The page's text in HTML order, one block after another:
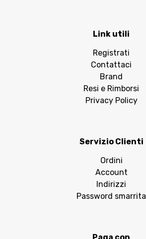
Link utili
Registrati
Contattaci
Brand
Resi e Rimborsi
Privacy Policy
Servizio Clienti
Ordini
Account
Indirizzi
Password smarrita